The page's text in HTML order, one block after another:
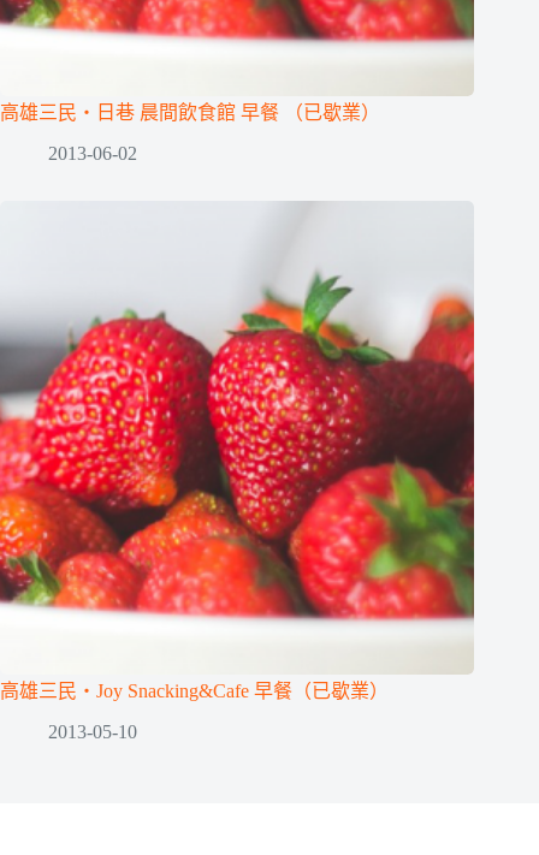
高雄三民‧日巷 晨間飲食館 早餐 （已歇業）
2013-06-02
高雄三民‧Joy Snacking&Cafe 早餐（已歇業）
2013-05-10